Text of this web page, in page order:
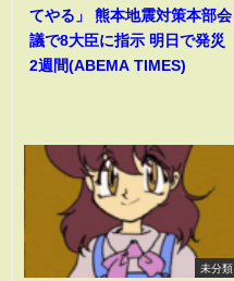
てやる」 熊本地震対策本部会
議で8大臣に指示 明日で発災
2週間(ABEMA TIMES)
未分類